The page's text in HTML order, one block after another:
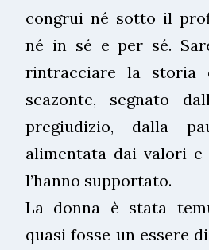
congrui né sotto il
né in sé e per sé.
rintracciare la storia
scazonte, segnato
pregiudizio, dalla
alimentata dai valori
l’hanno supportato.
La donna è stata
quasi fosse un essere